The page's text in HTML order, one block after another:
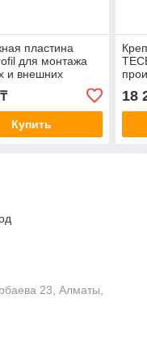
пластина
для монтажа
и внешних
для
установки в
Купить
18
23, Алматы,